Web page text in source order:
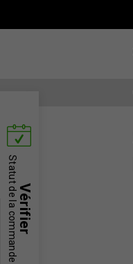
Vérifier
Statut de la commande